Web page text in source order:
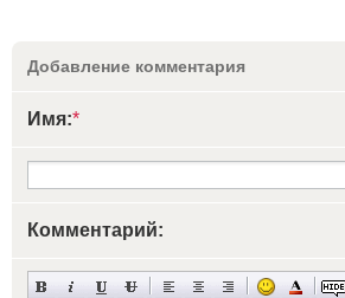
Добавление комментария
Имя:*
Комментарий: